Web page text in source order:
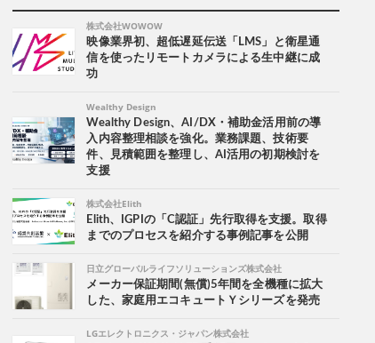
株式会社WOWOW
映像業界初、超低遅延伝送「LMS」と衛星通
信を使ったリモートカメラによる生中継に成
功
Wealthy Design
Wealthy Design、AI/DX・補助金活用前の導
入内容整理相談を強化。業務課題、技術要
件、見積範囲を整理し、AI活用の初期検討を
支援
株式会社Elith
Elith、IGPIの「C認証」先行取得を支援。取得
までのプロセスを紹介する事例記事を公開
日立グローバルライフソリューションズ株式会社
メーカー保証期間(無償)5年間を全機種に拡大
した、家庭用エコキュートＹシリーズを発売
LGエレクトロニクス・ジャパン株式会社